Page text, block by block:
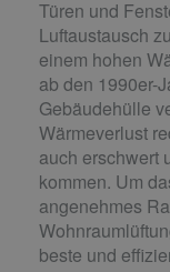
Türen und
Luftaustausch
einem hohen
ab den 1990er-
Gebäudehülle
Wärmeverlust
auch erschwert
kommen. Um
angenehmes
beste und